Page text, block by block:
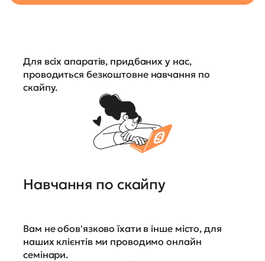
Для всіх апаратів, придбаних у нас,
проводиться безкоштовне навчання по
скайпу.
Навчання по скайпу
Вам не обов'язково їхати в інше місто, для
наших клієнтів ми проводимо онлайн
семінари.